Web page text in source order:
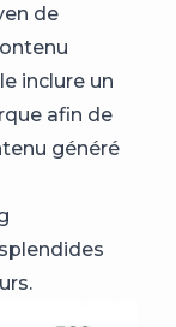
de
inclure un
afin de
généré